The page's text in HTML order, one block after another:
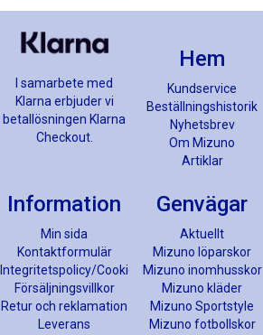
I samarbete med
Klarna erbjuder vi
betallösningen Klarna
Checkout.
Hem
Kundservice
Beställningshistorik
Nyhetsbrev
Om Mizuno
Artiklar
Information
Min sida
Kontaktformulär
Integritetspolicy/Cookies
Försäljningsvillkor
Retur och reklamation
Leverans
Genvägar
Aktuellt
Mizuno löparskor
Mizuno inomhusskor
Mizuno kläder
Mizuno Sportstyle
Mizuno fotbollskor